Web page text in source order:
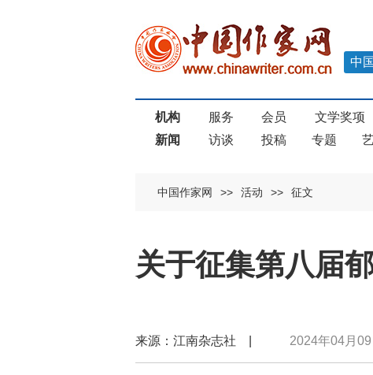
中
机构 服务 会员
文学奖项
新闻
访谈 投稿 专题
中国作家网 >> 活动 >> 征文
关于征集第八届
来源：江南杂志社 | 2024年04月